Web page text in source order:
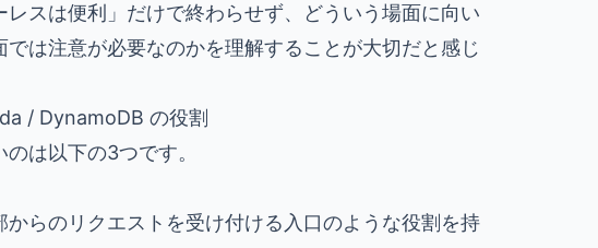
レスは便利」だけで終わらせず、どういう場面に向い
では注意が必要なのかを理解することが大切だと感じ
/ DynamoDB の役割
は以下の3つです。
らのリクエストを受け付ける入口のような役割を持